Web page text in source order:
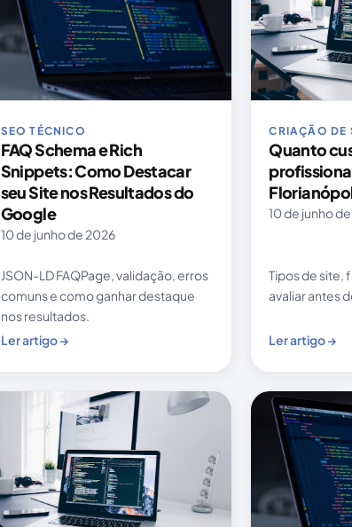
SEO TÉCNICO
FAQ Schema e Rich
Snippets: Como Destacar
seu Site nos Resultados do
Google
10 de junho de 2026
JSON-LD FAQPage, validação, erros
comuns e como ganhar destaque
nos resultados.
Ler artigo →
CRIAÇÃO DE
Quanto
10 de junho
Tipos de site,
avaliar antes
Ler artigo →